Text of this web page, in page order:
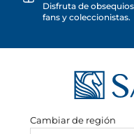
Disfruta de
fans y coleccionistas.
Cambiar de región